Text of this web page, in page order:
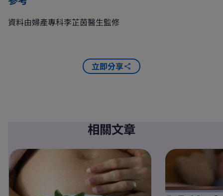
資料由婦產專科李芷茵醫生監修
立即分享
相關文章